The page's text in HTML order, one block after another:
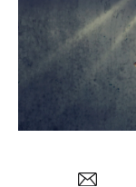
Mein B:O
Mein